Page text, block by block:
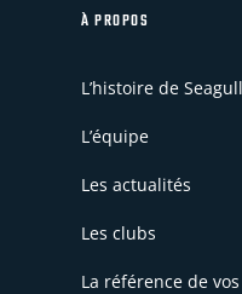
À PROPOS
L’histoire de Seagull
L’équipe
Les actualités
Les clubs
La référence de